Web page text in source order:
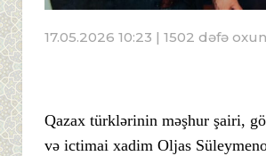
17.05.2026 10:23 | 1502 dəfə
Qazax türklərinin məşhur şairi,
və ictimai xadim Oljas